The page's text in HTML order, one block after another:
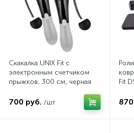
Скакалка UNIX Fit с
электронным счетчиком
прыжков, 300 см, черная
700 руб. /шт
Fit